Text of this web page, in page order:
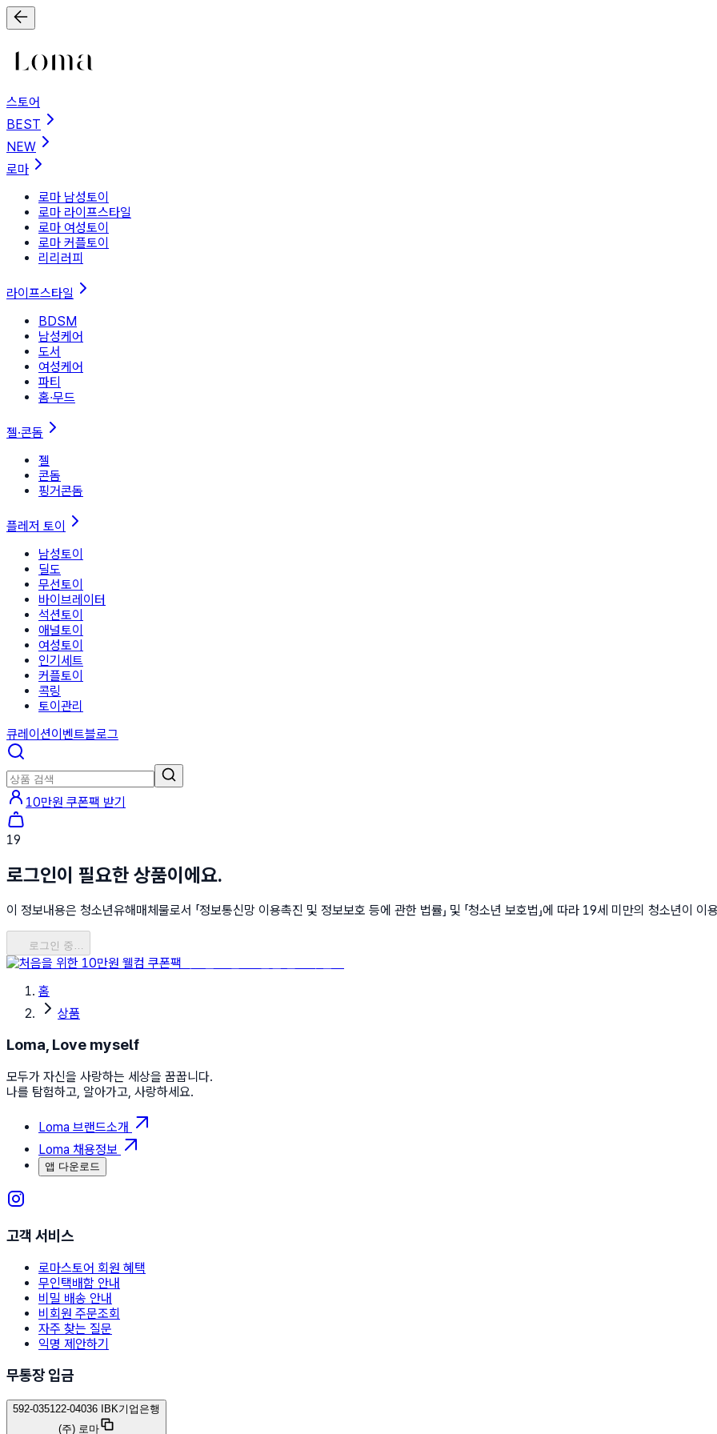
스토어
BEST
NEW
로마
로마 남성토이
로마 라이프스타일
로마 여성토이
로마 커플토이
리리러피
라이프스타일
BDSM
남성케어
도서
여성케어
파티
홈∙무드
젤·콘돔
젤
콘돔
핑거콘돔
플레저 토이
남성토이
딜도
무선토이
바이브레이터
석션토이
애널토이
여성토이
인기세트
커플토이
콕링
토이관리
큐레이션이벤트블로그
10만원 쿠폰팩 받기
19
로그인이 필요한 상품이에요.
이 정보내용은 청소년유해매체물로서 「정보통신망 이용촉진 및 정보보호 등에 관한 법률」 및 「청소년 보호법」에 따라 19세 미만의 청소년이 이
로그인 중…
홈
상품
Loma, Love myself
모두가 자신을 사랑하는 세상을 꿈꿉니다.
나를 탐험하고, 알아가고, 사랑하세요.
Loma 브랜드소개
Loma 채용정보
앱 다운로드
고객 서비스
로마스토어 회원 혜택
무인택배함 안내
비밀 배송 안내
비회원 주문조회
자주 찾는 질문
익명 제안하기
무통장 입금
592-035122-04036 IBK기업은행
(주) 로마